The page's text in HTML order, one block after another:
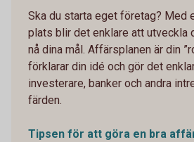
Ska du starta eget företag? Med
plats blir det enklare att utveckla
nå dina mål. Affärsplanen är din
förklarar din idé och gör det
investerare, banker och andra
färden.
Tipsen för att göra en bra